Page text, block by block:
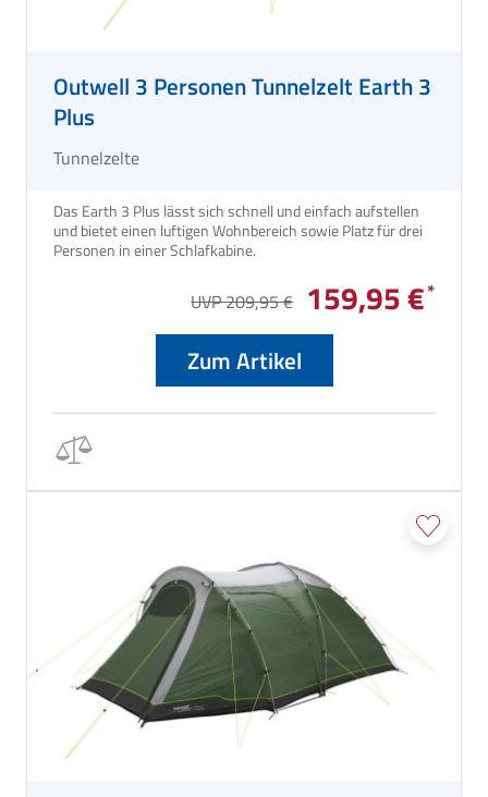
Outwell 3 Personen Tunnelzelt Earth 3
Plus
Tunnelzelte
Das Earth 3 Plus lässt sich schnell und einfach aufstellen
und bietet einen luftigen Wohnbereich sowie Platz für drei
UVP 209,95 € 159,95 €
Zum Artikel